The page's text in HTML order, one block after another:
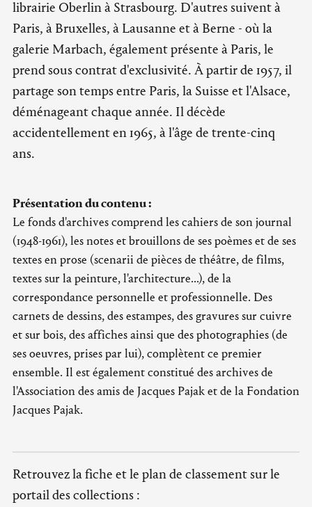
librairie Oberlin à Strasbourg. D'autres suivent à
Paris, à Bruxelles, à Lausanne et à Berne - où la
galerie Marbach, également présente à Paris, le
prend sous contrat d'exclusivité. À partir de 1957, il
partage son temps entre Paris, la Suisse et l'Alsace,
déménageant chaque année. Il décède
accidentellement en 1965, à l'âge de trente-cinq
ans.
Présentation du contenu :
Le fonds d'archives comprend les cahiers de son journal
(1948-1961), les notes et brouillons de ses poèmes et de ses
textes en prose (scenarii de pièces de théâtre, de films,
textes sur la peinture, l'architecture...), de la
correspondance personnelle et professionnelle. Des
carnets de dessins, des estampes, des gravures sur cuivre
et sur bois, des affiches ainsi que des photographies (de
ses oeuvres, prises par lui), complètent ce premier
ensemble. Il est également constitué des archives de
l'Association des amis de Jacques Pajak et de la Fondation
Jacques Pajak.
Retrouvez la fiche et le plan de classement sur le
portail des collections :